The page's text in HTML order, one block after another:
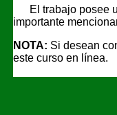
El trabajo posee
importante
NOTA: Si desean
este curso en línea.